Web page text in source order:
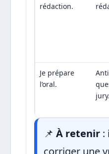
rédaction.
Je prépare
l’oral.
jury.
📌À retenir :
corriger une